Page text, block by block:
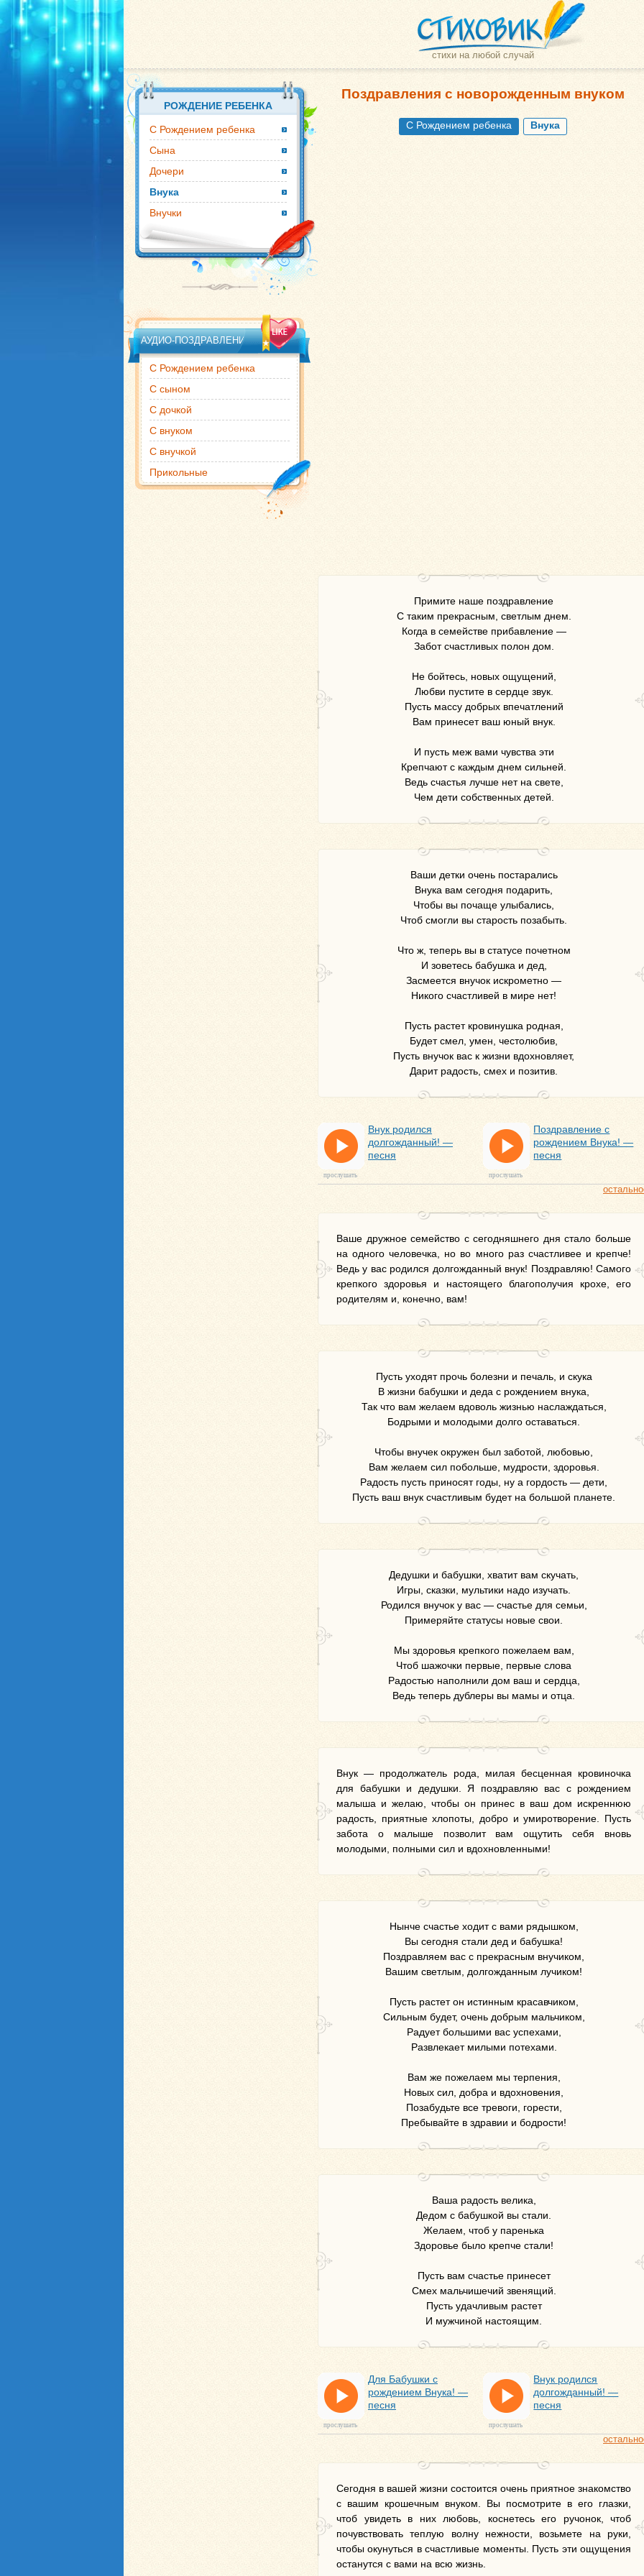
стихи на любой случай
Поздравления с новорожденным внуком
С Рождением ребенка Внука
Примите наше поздравление
С таким прекрасным, светлым днем.
Когда в семействе прибавление —
Забот счастливых полон дом.
Не бойтесь, новых ощущений,
Любви пустите в сердце звук.
Пусть массу добрых впечатлений
Вам принесет ваш юный внук.
И пусть меж вами чувства эти
Крепчают с каждым днем сильней.
Ведь счастья лучше нет на свете,
Чем дети собственных детей.
Ваши детки очень постарались
Внука вам сегодня подарить,
Чтобы вы почаще улыбались,
Чтоб смогли вы старость позабыть.
Что ж, теперь вы в статусе почетном
И зоветесь бабушка и дед,
Засмеется внучок искрометно —
Никого счастливей в мире нет!
Пусть растет кровинушка родная,
Будет смел, умен, честолюбив,
Пусть внучок вас к жизни вдохновляет,
Дарит радость, смех и позитив.
Внук родился
долгожданный! —
песня
прослушать
Поздравление с
рождением Внука! —
песня
прослушать
Ваше дружное семейство с сегодняшнего дня стало больше
на одного человечка, но во много раз счастливее и крепче!
Ведь у вас родился долгожданный внук! Поздравляю! Самого
крепкого здоровья и настоящего благополучия крохе, его
родителям и, конечно, вам!
Пусть уходят прочь болезни и печаль, и скука
В жизни бабушки и деда с рождением внука,
Так что вам желаем вдоволь жизнью наслаждаться,
Бодрыми и молодыми долго оставаться.
Чтобы внучек окружен был заботой, любовью,
Вам желаем сил побольше, мудрости, здоровья.
Радость пусть приносят годы, ну а гордость — дети,
Пусть ваш внук счастливым будет на большой планете.
Дедушки и бабушки, хватит вам скучать,
Игры, сказки, мультики надо изучать.
Родился внучок у вас — счастье для семьи,
Примеряйте статусы новые свои.
Мы здоровья крепкого пожелаем вам,
Чтоб шажочки первые, первые слова
Радостью наполнили дом ваш и сердца,
Ведь теперь дублеры вы мамы и отца.
Внук — продолжатель рода, милая бесценная кровиночка
для бабушки и дедушки. Я поздравляю вас с рождением
малыша и желаю, чтобы он принес в ваш дом искреннюю
радость, приятные хлопоты, добро и умиротворение. Пусть
забота о малыше позволит вам ощутить себя вновь
молодыми, полными сил и вдохновленными!
Нынче счастье ходит с вами рядышком,
Вы сегодня стали дед и бабушка!
Поздравляем вас с прекрасным внучиком,
Вашим светлым, долгожданным лучиком!
Пусть растет он истинным красавчиком,
Сильным будет, очень добрым мальчиком,
Радует большими вас успехами,
Развлекает милыми потехами.
Вам же пожелаем мы терпения,
Новых сил, добра и вдохновения,
Позабудьте все тревоги, горести,
Пребывайте в здравии и бодрости!
Ваша радость велика,
Дедом с бабушкой вы стали.
Желаем, чтоб у паренька
Здоровье было крепче стали!
Пусть вам счастье принесет
Смех мальчишечий звенящий.
Пусть удачливым растет
И мужчиной настоящим.
Для Бабушки с
рождением Внука! —
песня
прослушать
Внук родился
долгожданный! —
песня
прослушать
Сегодня в вашей жизни состоится очень приятное знакомство
с вашим крошечным внуком. Вы посмотрите в его глазки,
чтоб увидеть в них любовь, коснетесь его ручонок, чтоб
почувствовать теплую волну нежности, возьмете на руки,
чтобы окунуться в счастливые моменты. Пусть эти ощущения
останутся с вами на всю жизнь.
РОЖДЕНИЕ РЕБЕНКА
С Рождением ребенка
Сына
Дочери
Внука
Внучки
АУДИО-ПОЗДРАВЛЕНИЯ
С Рождением ребенка
С сыном
С дочкой
С внуком
С внучкой
Прикольные